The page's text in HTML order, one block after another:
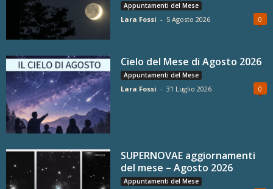
Appuntamenti del Mese
Lara Fossi - 5 Agosto 2026 0
Cielo del Mese di Agosto 2026
Appuntamenti del Mese
Lara Fossi - 31 Luglio 2026 0
SUPERNOVAE aggiornamenti
del mese – Agosto 2026
Appuntamenti del Mese